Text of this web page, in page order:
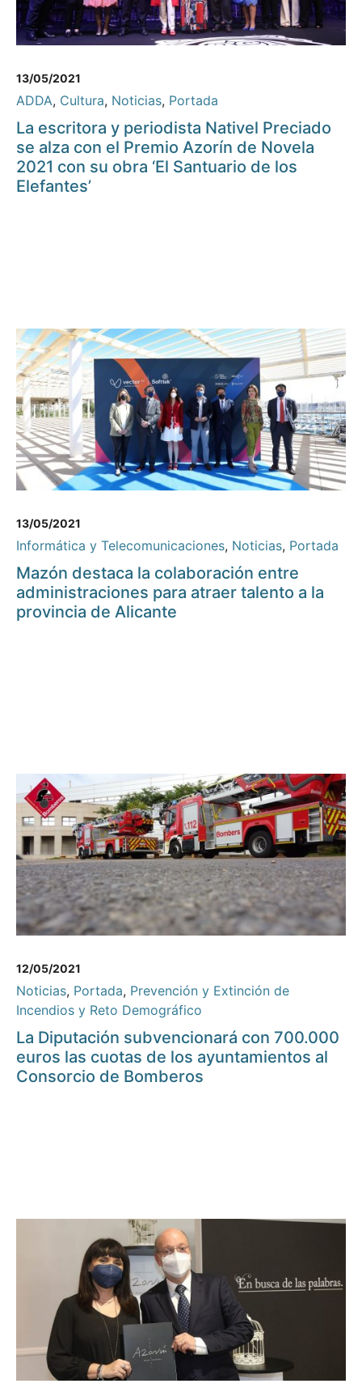
13/05/2021
ADDA, Cultura, Noticias, Portada
La escritora y periodista Nativel Preciado
se alza con el Premio Azorín de Novela
2021 con su obra ‘El Santuario de los
Elefantes’
13/05/2021
Informática y Telecomunicaciones, Noticias, Portada
Mazón destaca la colaboración entre
administraciones para atraer talento a la
provincia de Alicante
12/05/2021
Noticias, Portada, Prevención y Extinción de
Incendios y Reto Demográfico
La Diputación subvencionará con 700.000
euros las cuotas de los ayuntamientos al
Consorcio de Bomberos